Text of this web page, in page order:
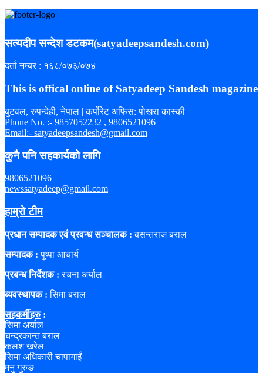
सत्यदीप सन्देश डटकम(satyadeepsandesh.com)
दर्ता नम्बर : १६८/०७३/०७४
This is offical online of Satyadeep Sandesh magazine
बुटवल, रुपन्देही, नेपाल | कर्पोरेट अफिस: पोखरा कास्की
Phone No. :- 9857052232 , 9806521096
Email:- satyadeepsandesh@gmail.com
कुनै पनि सहकार्यको लागि
9806521096
newssatyadeep@gmail.com
हाम्रो टीम
प्रधान सम्पादक एवं प्रवन्ध सञ्चालक : बसन्तराज बराल
सम्पादक : पुष्पा आचार्य
प्रबन्ध निर्देशक : रचना अर्याल
ब्यवस्थापक : सिमा बराल
सहकर्मीहरु:
सिमा अर्याल
चन्द्रकान्त बराल
कलश खरेल
सिमा अधिकारी चापागाईं
मनु गुरुङ